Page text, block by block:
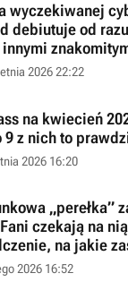
wyczekiwanej
debiutuje od
2026 22:22
na kwiecień
9 z nich to
2026 16:20
„perełka”
czekają na
na jakie
2026 16:52